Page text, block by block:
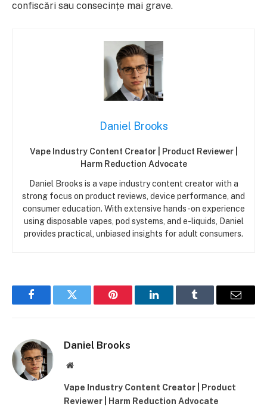
confiscări sau consecințe mai grave.
Daniel Brooks
Vape Industry Content Creator | Product Reviewer |
Harm Reduction Advocate
Daniel Brooks is a vape industry content creator with a
strong focus on product reviews, device performance, and
consumer education. With extensive hands-on experience
using disposable vapes, pod systems, and e-liquids, Daniel
provides practical, unbiased insights for adult consumers.
FacebookTwitter Pinterest LinkedInTumblr Email
Daniel Brooks
Site
Vape Industry Content Creator | Product
Reviewer | Harm Reduction Advocate